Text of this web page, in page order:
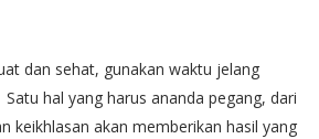
dan sehat, gunakan waktu jelang
hal yang harus ananda pegang, dari
keikhlasan akan memberikan hasil yang